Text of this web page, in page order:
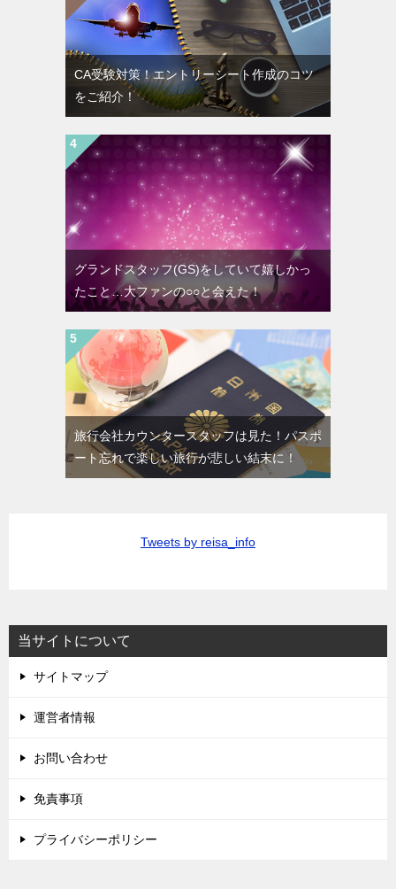
CA受験対策！エントリーシート作成のコツ
をご紹介！
グランドスタッフ(GS)をしていて嬉しかっ
たこと…大ファンの○○と会えた！
旅行会社カウンタースタッフは見た！パスポ
ート忘れで楽しい旅行が悲しい結末に！
Tweets by reisa_info
当サイトについて
サイトマップ
運営者情報
お問い合わせ
免責事項
プライバシーポリシー